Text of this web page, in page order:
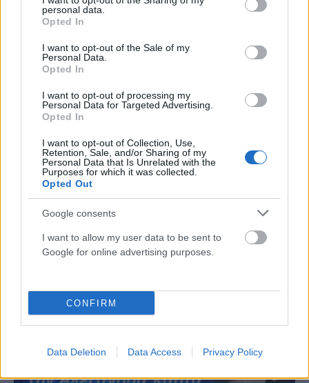
grant or deny consent to Google and its third-party tags to
use your data for below specified purposes in below Google
consent section.
personal data.
Opted In
I want to opt-out of the Sale of my
Personal Data.
Opted In
I want to opt-out of processing my
Personal Data for Targeted Advertising.
Opted In
I want to opt-out of Collection, Use,
Retention, Sale, and/or Sharing of my
Personal Data that Is Unrelated with the
Purposes for which it was collected.
Opted Out
Google consents
I want to allow my user data to be sent to
Google for online advertising purposes.
CONFIRM
Data Deletion Data Access Privacy Policy
Τα 3 ζώδια που θα απογειωθούν το πρώτο 10ήμερο
του Αυγούστου
ΑΝΑΡΤΗΘΗΚΕ ΑΠΟ ΕΛΕΑΝΑ ΖΑΜΠΑΡΑ